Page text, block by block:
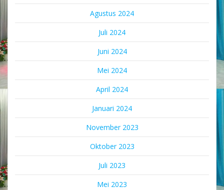
Agustus 2024
Juli 2024
Juni 2024
Mei 2024
April 2024
Januari 2024
November 2023
Oktober 2023
Juli 2023
Mei 2023